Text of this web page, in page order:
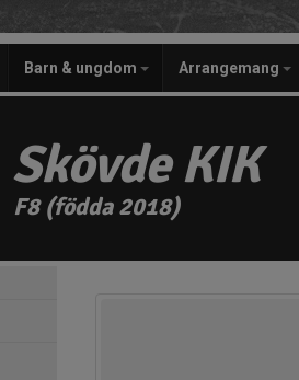
Barn & ungdom Arrangemang
Skövde KIK
F8 (födda 2018)